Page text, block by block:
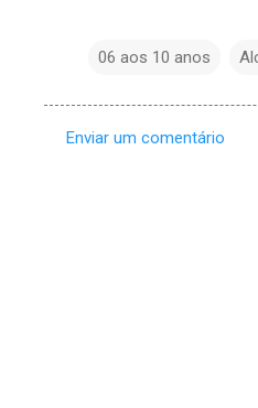
06 aos 10 anos
Enviar um comentário